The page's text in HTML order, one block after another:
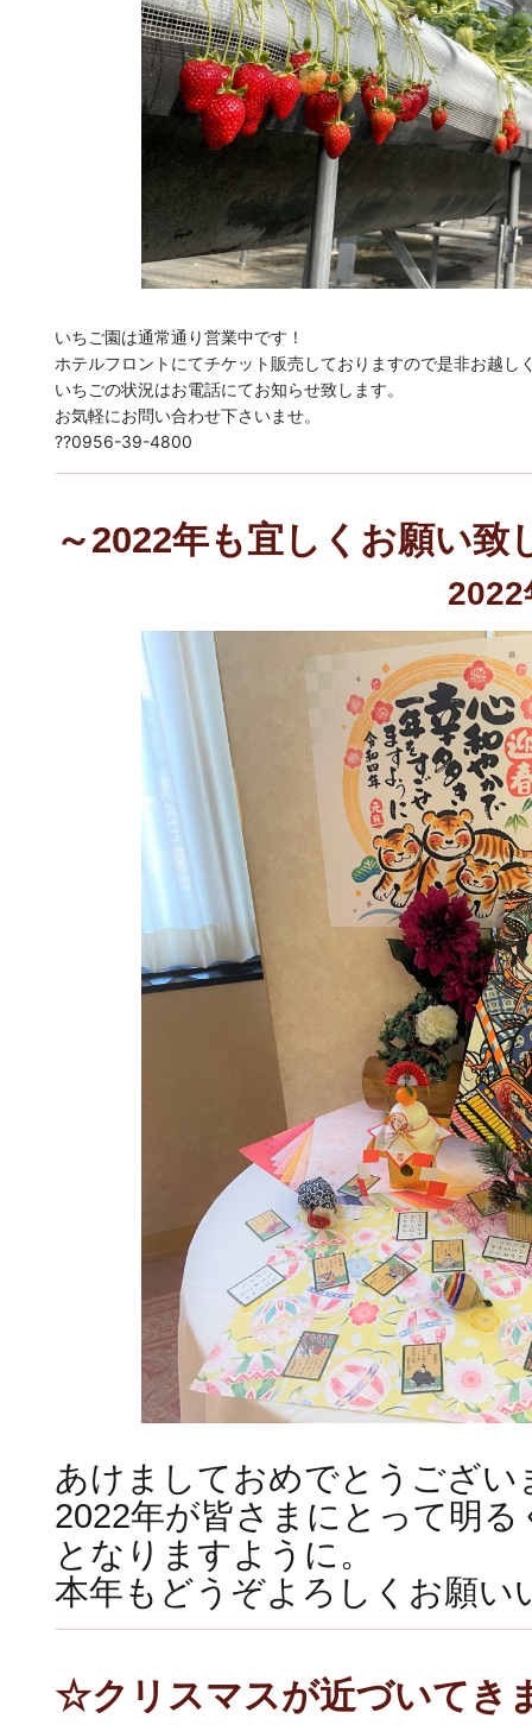
いちご園は通常通り営業中です！
ホテルフロントにてチケット販売しておりますので是非お越し
いちごの状況はお電話にてお知らせ致します。
お気軽にお問い合わせ下さいませ。
??0956-39-4800
～2022年も宜しくお願い致
2022
あけましておめでとうござい
2022年が皆さまにとって明
となりますように。
本年もどうぞよろしくお願い
☆クリスマスが近づいてき